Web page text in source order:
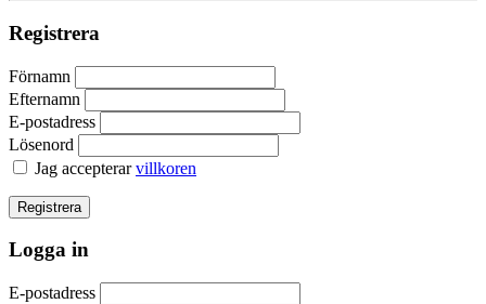
Registrera
Förnamn
Efternamn
E-postadress
Lösenord
Jag accepterarvillkoren
Logga in
E-postadress